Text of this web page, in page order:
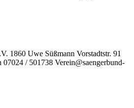
1860 Uwe Süßmann Vorstadtstr. 91
/ 501738 Verein@saengerbund-